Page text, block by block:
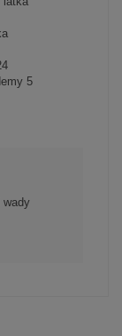
5
wady